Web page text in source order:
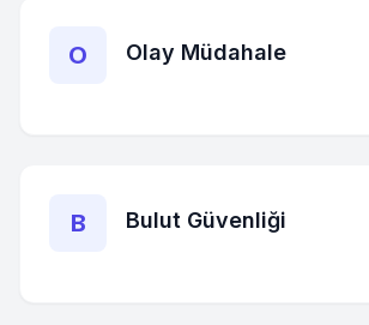
O Olay Müdahale
B Bulut Güvenliği